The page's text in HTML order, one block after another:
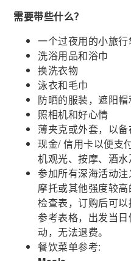
需要带些什么？
一个过夜用的小旅行
洗浴用品和浴巾
换洗衣物
泳衣和毛巾
防晒的服装，遮阳帽
照相机和好心情
薄夹克或外套，以
现金/ 信用卡以便支
机观光、按摩、酒
参加所有深海活动
摩托或其他强度较
检查表，订购后可
参考表格，出发当
动，无法退费。
餐饮菜单参考: